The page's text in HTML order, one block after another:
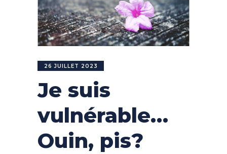
26 JUILLET 2023
Je suis
vulnérable…
Ouin, pis?